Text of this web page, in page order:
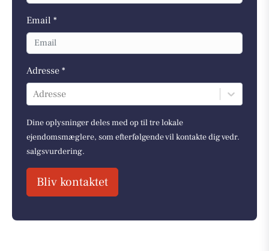
Email *
Adresse *
Adresse
Dine oplysninger deles med op til tre lokale
ejendomsmæglere, som efterfølgende vil kontakte dig vedr.
salgsvurdering.
Bliv kontaktet